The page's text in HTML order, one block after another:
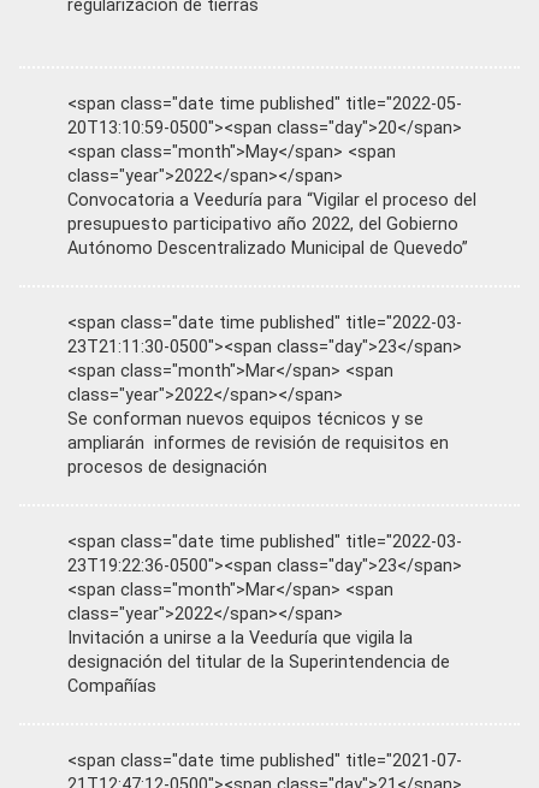
regularización de tierras
<span class="date time published" title="2022-05-
20T13:10:59-0500"><span class="day">20</span>
<span class="month">May</span> <span
class="year">2022</span></span>
Convocatoria a Veeduría para “Vigilar el proceso del
presupuesto participativo año 2022, del Gobierno
Autónomo Descentralizado Municipal de Quevedo”
<span class="date time published" title="2022-03-
23T21:11:30-0500"><span class="day">23</span>
<span class="month">Mar</span> <span
class="year">2022</span></span>
Se conforman nuevos equipos técnicos y se
ampliarán informes de revisión de requisitos en
procesos de designación
<span class="date time published" title="2022-03-
23T19:22:36-0500"><span class="day">23</span>
<span class="month">Mar</span> <span
class="year">2022</span></span>
Invitación a unirse a la Veeduría que vigila la
designación del titular de la Superintendencia de
Compañías
<span class="date time published" title="2021-07-